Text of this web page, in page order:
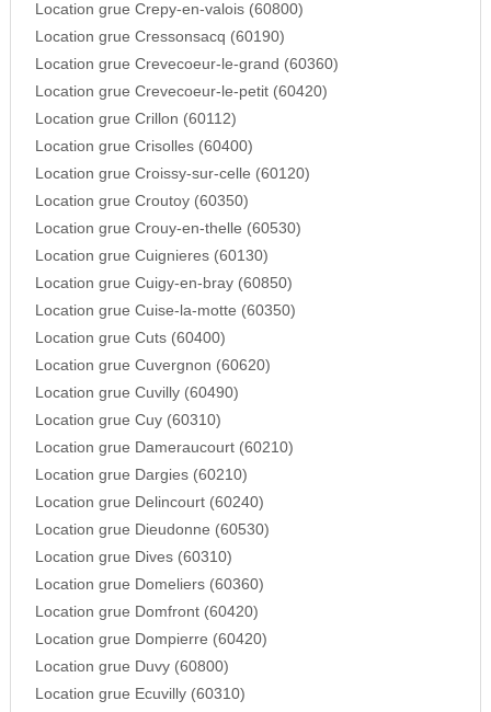
Location grue Crepy-en-valois (60800)
Location grue Cressonsacq (60190)
Location grue Crevecoeur-le-grand (60360)
Location grue Crevecoeur-le-petit (60420)
Location grue Crillon (60112)
Location grue Crisolles (60400)
Location grue Croissy-sur-celle (60120)
Location grue Croutoy (60350)
Location grue Crouy-en-thelle (60530)
Location grue Cuignieres (60130)
Location grue Cuigy-en-bray (60850)
Location grue Cuise-la-motte (60350)
Location grue Cuts (60400)
Location grue Cuvergnon (60620)
Location grue Cuvilly (60490)
Location grue Cuy (60310)
Location grue Dameraucourt (60210)
Location grue Dargies (60210)
Location grue Delincourt (60240)
Location grue Dieudonne (60530)
Location grue Dives (60310)
Location grue Domeliers (60360)
Location grue Domfront (60420)
Location grue Dompierre (60420)
Location grue Duvy (60800)
Location grue Ecuvilly (60310)